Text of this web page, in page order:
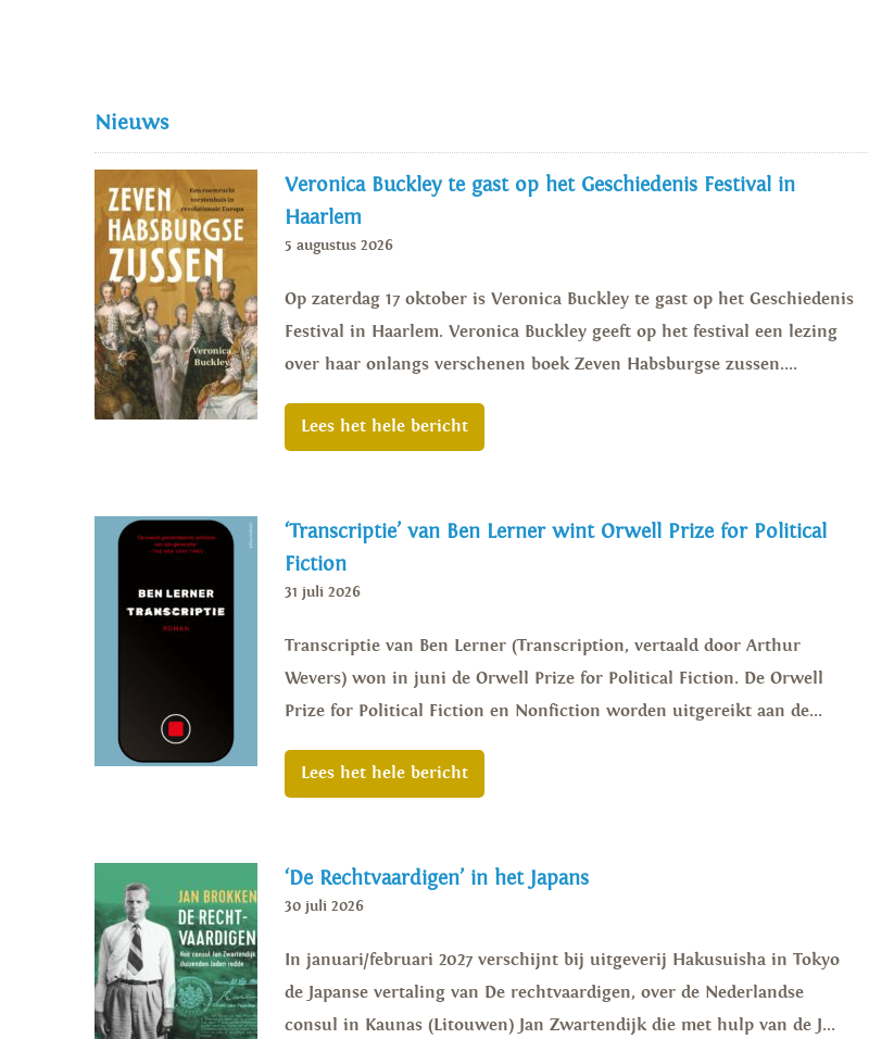
Nieuws
Veronica Buckley te gast op het Geschiedenis Festival in
Haarlem
5 augustus 2026
Op zaterdag 17 oktober is Veronica Buckley te gast op het Geschiedenis
Festival in Haarlem. Veronica Buckley geeft op het festival een lezing
over haar onlangs verschenen boek Zeven Habsburgse zussen....
Lees het hele bericht
‘Transcriptie’ van Ben Lerner wint Orwell Prize for Political
Fiction
31 juli 2026
Transcriptie van Ben Lerner (Transcription, vertaald door Arthur
Wevers) won in juni de Orwell Prize for Political Fiction. De Orwell
Prize for Political Fiction en Nonfiction worden uitgereikt aan de...
Lees het hele bericht
‘De Rechtvaardigen’ in het Japans
30 juli 2026
In januari/februari 2027 verschijnt bij uitgeverij Hakusuisha in Tokyo
de Japanse vertaling van De rechtvaardigen, over de Nederlandse
consul in Kaunas (Litouwen) Jan Zwartendijk die met hulp van de J...